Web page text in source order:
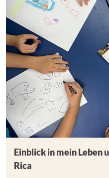
Einblick in mein Leben
Rica